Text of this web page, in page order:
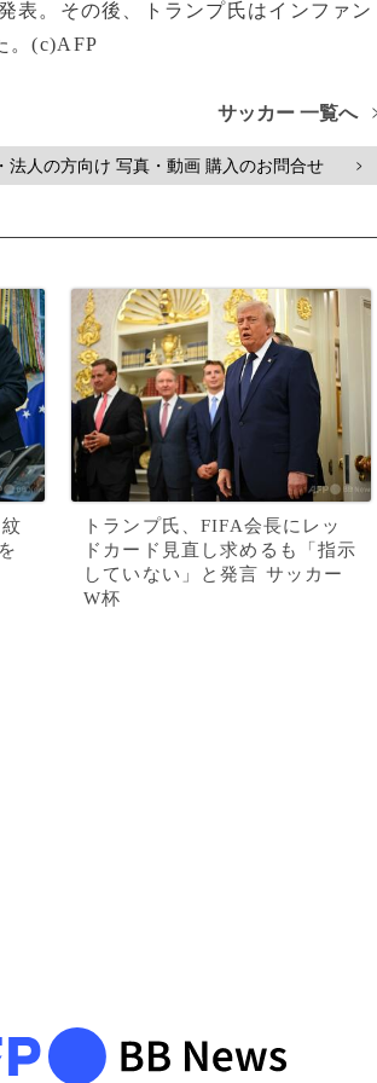
表。その後、トランプ氏はインファン
。(c)AFP
サッカー 一覧へ
法人の方向け 写真・動画 購入のお問合せ >
トランプ氏、FIFA会長にレッ
ドカード見直し求めるも「指示
していない」と発言 サッカー
W杯